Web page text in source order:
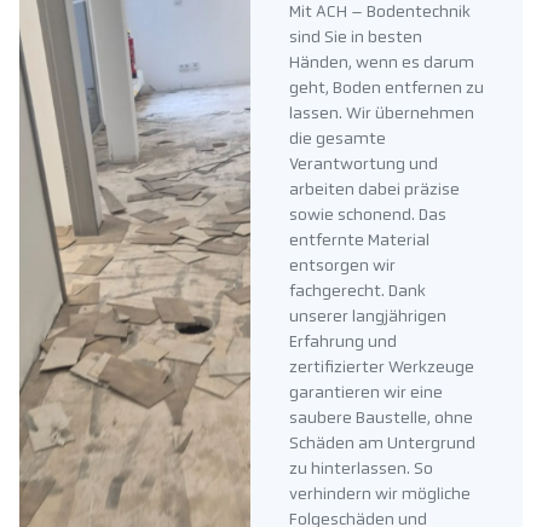
Mit ACH – Bodentechnik
sind Sie in besten
Händen, wenn es darum
geht, Boden entfernen zu
lassen. Wir übernehmen
die gesamte
Verantwortung und
arbeiten dabei präzise
sowie schonend. Das
entfernte Material
entsorgen wir
fachgerecht. Dank
unserer langjährigen
Erfahrung und
zertifizierter Werkzeuge
garantieren wir eine
saubere Baustelle, ohne
Schäden am Untergrund
zu hinterlassen. So
verhindern wir mögliche
Folgeschäden und